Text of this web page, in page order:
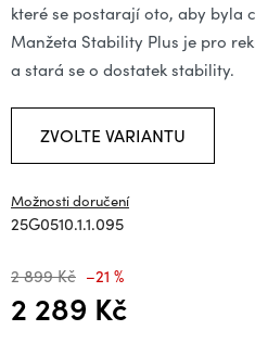
které se postarají oto, aby byla
Manžeta Stability Plus je pro
a stará se o dostatek stability.
ZVOLTE VARIANTU
Možnosti doručení
25G0510.1.1.095
2 899 Kč –21 %
2 289 Kč